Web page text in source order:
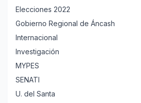
Elecciones 2022
Gobierno Regional de Áncash
Internacional
Investigación
MYPES
SENATI
U. del Santa